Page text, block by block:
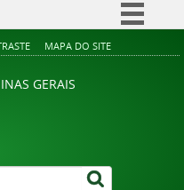
Simplifique!
MAPA DO SITE
GERAIS